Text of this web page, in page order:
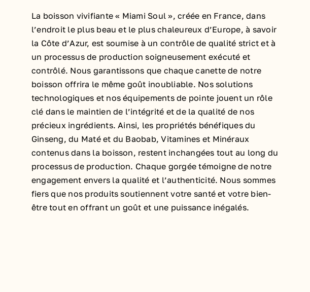
La boisson vivifiante « Miami Soul », créée en France, dans
l’endroit le plus beau et le plus chaleureux d’Europe, à savoir
la Côte d’Azur, est soumise à un contrôle de qualité strict et à
un processus de production soigneusement exécuté et
contrôlé. Nous garantissons que chaque canette de notre
boisson offrira le même goût inoubliable. Nos solutions
technologiques et nos équipements de pointe jouent un rôle
clé dans le maintien de l’intégrité et de la qualité de nos
précieux ingrédients. Ainsi, les propriétés bénéfiques du
Ginseng, du Maté et du Baobab, Vitamines et Minéraux
contenus dans la boisson, restent inchangées tout au long du
processus de production. Chaque gorgée témoigne de notre
engagement envers la qualité et l’authenticité. Nous sommes
fiers que nos produits soutiennent votre santé et votre bien-
être tout en offrant un goût et une puissance inégalés.